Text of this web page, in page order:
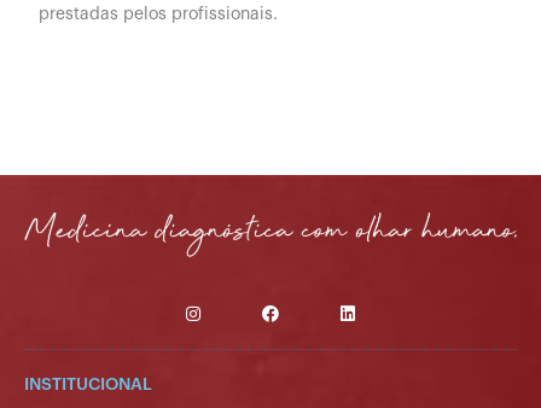
prestadas pelos profissionais.
INSTITUCIONAL